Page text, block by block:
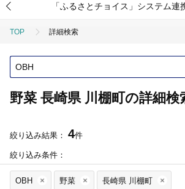
「ふるさとチョイス」システム連
TOP 詳細検索
野菜 長崎県 川棚町の詳細検
絞り込み結果： 4件
絞り込み条件：
OBH 野菜 長崎県 川棚町